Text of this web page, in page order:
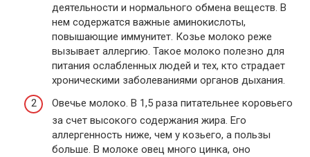
деятельности и нормального обмена веществ. В
нем содержатся важные аминокислоты,
повышающие иммунитет. Козье молоко реже
вызывает аллергию. Такое молоко полезно для
питания ослабленных людей и тех, кто страдает
хроническими заболеваниями органов дыхания.
Овечье молоко. В 1,5 раза питательнее коровьего
за счет высокого содержания жира. Его
аллергенность ниже, чем у козьего, а пользы
больше. В молоке овец много цинка, оно